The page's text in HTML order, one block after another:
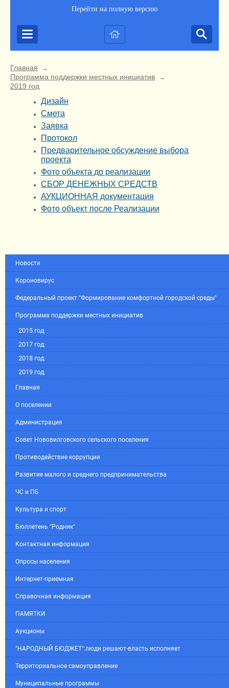
Перейти на полную версию
Главная →
Программа поддержки местных инициатив →
2019 год
Дизайн
Смета
Заявка
Протокол
Предварительное обсуждение выбора
проекта
Фото объекта до реализации
СБОР ДЕНЕЖНЫХ СРЕДСТВ
АУКЦИОННАЯ документация
Фото объект после Реализации
Новости
Короновирус
Федеральный проект "Формирование комфортной городской среды"
Программа поддержки местных инициатив
2015 год
2017 год
2018 год
2019 год
Главная
О поселении
Администрация
Совет Нововилговского сельского поселения
Противодействие коррупции
Развитие малого и среднего предпринимательства
ЧС и ПБ
Культура и спорт
Бюллетень "Родник"
Контактная информация
Опросы населения
Интернет-приемная
Справочная информация
ПАМЯТКИ
Аукционы
"НАРОДНЫЙ БЮДЖЕТ":люди решают-власть исполняет
Территориальное самоуправление
Муниципальные программы